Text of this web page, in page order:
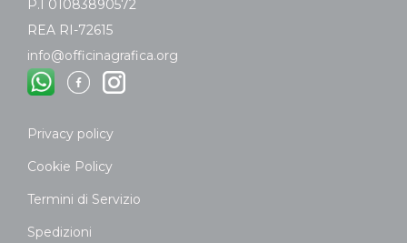
P.I 01083890572
REA RI-72615
info@officinagrafica.org
Privacy policy
Cookie Policy
Termini di Servizio
Spedizioni